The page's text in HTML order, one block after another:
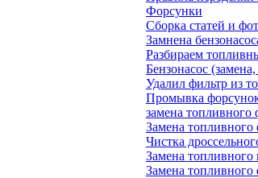
Форсунки
Сборка статей и
Замнена
Разбираем
Бензонасос
Удалил фильтр из
Промывка
замена
Замена топливного
Чистка
Замена топливного
Замена топливного